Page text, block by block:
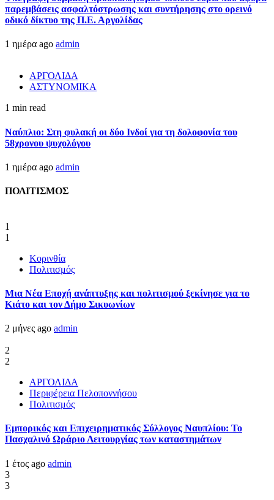
παρεμβάσεις ασφαλτόστρωσης και συντήρησης στο ορεινό
οδικό δίκτυο της Π.Ε. Αργολίδας
1 ημέρα ago admin
ΑΡΓΟΛΙΔΑ
ΑΣΤΥΝΟΜΙΚΑ
1 min read
Ναύπλιο: Στη φυλακή οι δύο Ινδοί για τη δολοφονία του
58χρονου ψυχολόγου
1 ημέρα ago admin
ΠΟΛΙΤΙΣΜΟΣ
1
1
Κορινθία
Πολιτισμός
Μια Νέα Εποχή ανάπτυξης και πολιτισμού ξεκίνησε για το
Κιάτο και τον Δήμο Σικυωνίων
2 μήνες ago admin
2
2
ΑΡΓΟΛΙΔΑ
Περιφέρεια Πελοποννήσου
Πολιτισμός
Εμπορικός και Επιχειρηματικός Σύλλογος Ναυπλίου: Το
Πασχαλινό Ωράριο Λειτουργίας των καταστημάτων
1 έτος ago admin
3
3